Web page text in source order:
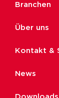
Branchen
Über uns
Kontakt &
News